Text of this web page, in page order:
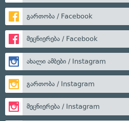
გართობა / Facebook
მეცნიერება / Facebook
ახალი ამბები / Instagram
გართობა / Instagram
მეცნიერება / Instagram